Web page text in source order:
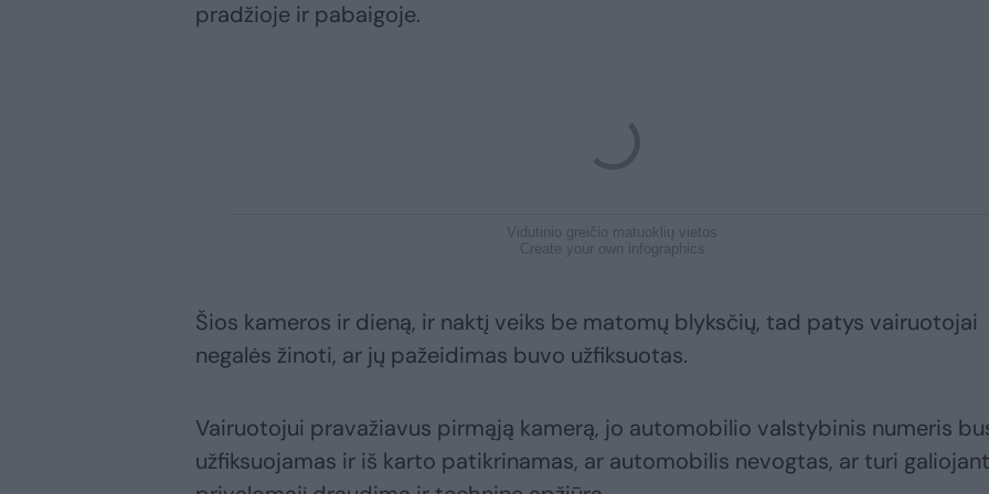
pradžioje ir pabaigoje.
Vidutinio greičio matuoklių vietos
Create your own infographics
Šios kameros ir dieną, ir naktį veiks be matomų blyksčių, tad patys vairuotojai
negalės žinoti, ar jų pažeidimas buvo užfiksuotas.
Vairuotojui pravažiavus pirmąją kamerą, jo automobilio valstybinis numeris
užfiksuojamas ir iš karto patikrinamas, ar automobilis nevogtas, ar turi